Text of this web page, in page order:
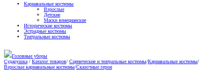
Карнавальные костюмы
Взрослые
Детские
Маски венецианские
Исторические костюмы
Эстрадные костюмы
Театральные костюмы
Головные уборы
Сударушка / Каталог товаров/ Сценические и театральные костюмы/Карнавальные костюмы/
Взрослые карнавальные костюмы/Сказочные герои